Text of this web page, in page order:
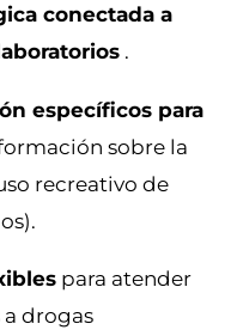
conectada a
.
específicos para
sobre la
recreativo de
para atender
drogas